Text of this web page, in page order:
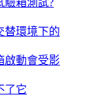
替環境下的
啟動會受影
了它